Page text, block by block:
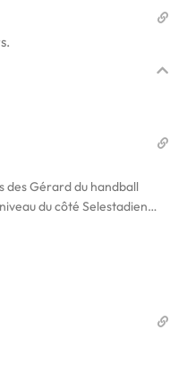
des Gérard du handball
du côté Selestadien…